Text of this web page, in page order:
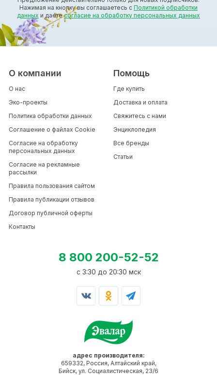
Нажимая на кнопку вы соглашаетесь с Политикой обработки
данных и даетесогласие на обработку персональных данных
адрес производителя:
659332, Россия, Алтайский край,
Бийск, ул. Социалистическая, 23/6
О компании
О нас
Эко-проекты
Политика обработки данных
Соглашение о файлах Cookie
Согласие на обработку
персональных данных
Согласие на рекламные
рассылки
Правила пользования сайтом
Правила публикации отзывов
Договор публичной оферты
Контакты
Помощь
Где купить
Доставка и оплата
Свяжитесь с нами
Энциклопедия
Все бренды
Статьи
8 800 200-52-52
c 3:30 до 20:30 мск